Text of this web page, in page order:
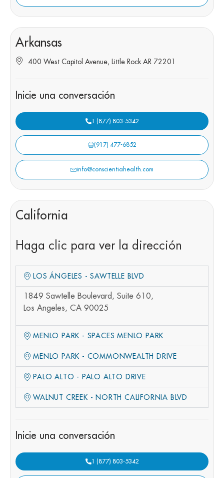
Arkansas
400 West Capitol Avenue, Little Rock AR 72201
Inicie una conversación
1 (877) 803-5342
(917) 477-6852
info@conscientiahealth.com
California
Haga clic para ver la dirección
LOS ÁNGELES - SAWTELLE BLVD
1849 Sawtelle Boulevard, Suite 610,
Los Angeles, CA 90025
MENLO PARK - SPACES MENLO PARK
MENLO PARK - COMMONWEALTH DRIVE
PALO ALTO - PALO ALTO DRIVE
WALNUT CREEK - NORTH CALIFORNIA BLVD
Inicie una conversación
1 (877) 803-5342